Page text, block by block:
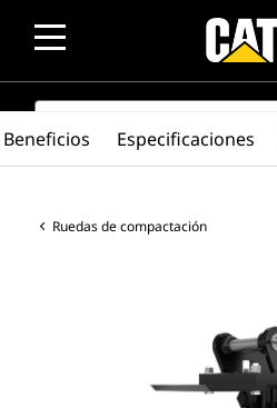
SEARCH
Ruedas de compactación
Beneficios Especificaciones